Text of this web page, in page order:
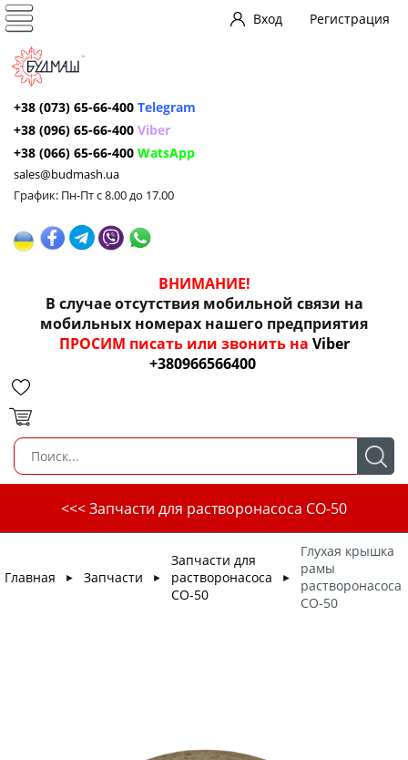
Вход Регистрация
+38 (073) 65-66-400 Telegram
+38 (096) 65-66-400 Viber
+38 (066) 65-66-400 WatsApp
sales@budmash.ua
График: Пн-Пт с 8.00 до 17.00
ВНИМАНИЕ!
В случае отсутствия мобильной связи на
мобильных номерах нашего предприятия
ПРОСИМ писать или звонить на Viber
+380966566400
<<< Запчасти для растворонасоса СО-50
Главная ► Запчасти ►
Запчасти для
растворонасоса
СО-50
►
Глухая крышка
рамы
растворонасоса
СО-50